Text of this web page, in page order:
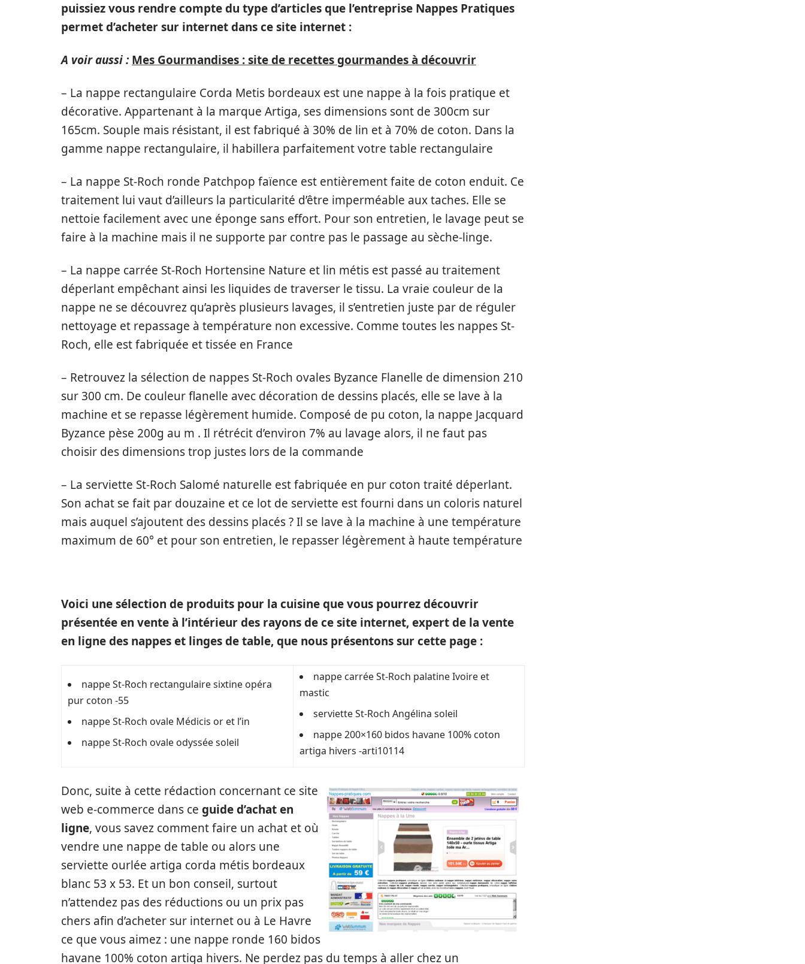
puissiez vous rendre compte du type d’articles que l’entreprise Nappes Pratiques
permet d’acheter sur internet dans ce site internet :
A voir aussi : Mes Gourmandises : site de recettes gourmandes à découvrir
– La nappe rectangulaire Corda Metis bordeaux est une nappe à la fois pratique et
décorative. Appartenant à la marque Artiga, ses dimensions sont de 300cm sur
165cm. Souple mais résistant, il est fabriqué à 30% de lin et à 70% de coton. Dans la
gamme nappe rectangulaire, il habillera parfaitement votre table rectangulaire
– La nappe St-Roch ronde Patchpop faïence est entièrement faite de coton enduit. Ce
traitement lui vaut d’ailleurs la particularité d’être imperméable aux taches. Elle se
nettoie facilement avec une éponge sans effort. Pour son entretien, le lavage peut se
faire à la machine mais il ne supporte par contre pas le passage au sèche-linge.
– La nappe carrée St-Roch Hortensine Nature et lin métis est passé au traitement
déperlant empêchant ainsi les liquides de traverser le tissu. La vraie couleur de la
nappe ne se découvrez qu’après plusieurs lavages, il s’entretien juste par de réguler
nettoyage et repassage à température non excessive. Comme toutes les nappes St-
Roch, elle est fabriquée et tissée en France
– Retrouvez la sélection de nappes St-Roch ovales Byzance Flanelle de dimension 210
sur 300 cm. De couleur flanelle avec décoration de dessins placés, elle se lave à la
machine et se repasse légèrement humide. Composé de pu coton, la nappe Jacquard
Byzance pèse 200g au m . Il rétrécit d’environ 7% au lavage alors, il ne faut pas
choisir des dimensions trop justes lors de la commande
– La serviette St-Roch Salomé naturelle est fabriquée en pur coton traité déperlant.
Son achat se fait par douzaine et ce lot de serviette est fourni dans un coloris naturel
mais auquel s’ajoutent des dessins placés ? Il se lave à la machine à une température
maximum de 60° et pour son entretien, le repasser légèrement à haute température
Voici une sélection de produits pour la cuisine que vous pourrez découvrir
présentée en vente à l’intérieur des rayons de ce site internet, expert de la vente
en ligne des nappes et linges de table, que nous présentons sur cette page :
nappe St-Roch rectangulaire sixtine opéra
pur coton -55
nappe St-Roch ovale Médicis or et l’in
nappe St-Roch ovale odyssée soleil
nappe carrée St-Roch palatine Ivoire et
mastic
serviette St-Roch Angélina soleil
nappe 200×160 bidos havane 100% coton
artiga hivers -arti10114
Donc, suite à cette rédaction concernant ce site
web e-commerce dans ce guide d’achat en
ligne, vous savez comment faire un achat et où
vendre une nappe de table ou alors une
serviette ourlée artiga corda métis bordeaux
blanc 53 x 53. Et un bon conseil, surtout
n’attendez pas des réductions ou un prix pas
chers afin d’acheter sur internet ou à Le Havre
ce que vous aimez : une nappe ronde 160 bidos
havane 100% coton artiga hivers. Ne perdez pas du temps à aller chez un